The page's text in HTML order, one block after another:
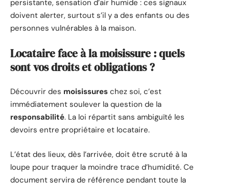
persistante, sensation d’air humide : ces signaux
doivent alerter, surtout s’il y a des enfants ou des
personnes vulnérables à la maison.
Locataire face à la moisissure : quels
sont vos droits et obligations ?
Découvrir des moisissures chez soi, c’est
immédiatement soulever la question de la
responsabilité. La loi répartit sans ambiguïté les
devoirs entre propriétaire et locataire.
L’état des lieux, dès l’arrivée, doit être scruté à la
loupe pour traquer la moindre trace d’humidité. Ce
document servira de référence pendant toute la